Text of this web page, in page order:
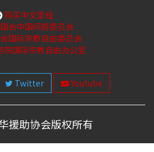
购买中文圣经
会中国问题委员会
国际宗教自由委员会
国际宗教自由办公室
Twitter Youtube
援助协会版权所有